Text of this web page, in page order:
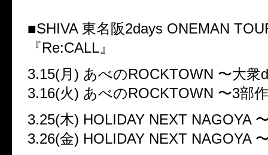
■SHIVA 東名阪2days ONEMAN
『Re:CALL』
3.15(月) あべのROCKTOWN 〜大衆
3.16(火) あべのROCKTOWN 〜3部
3.25(木) HOLIDAY NEXT NAGOYA
3.26(金) HOLIDAY NEXT NAGOYA